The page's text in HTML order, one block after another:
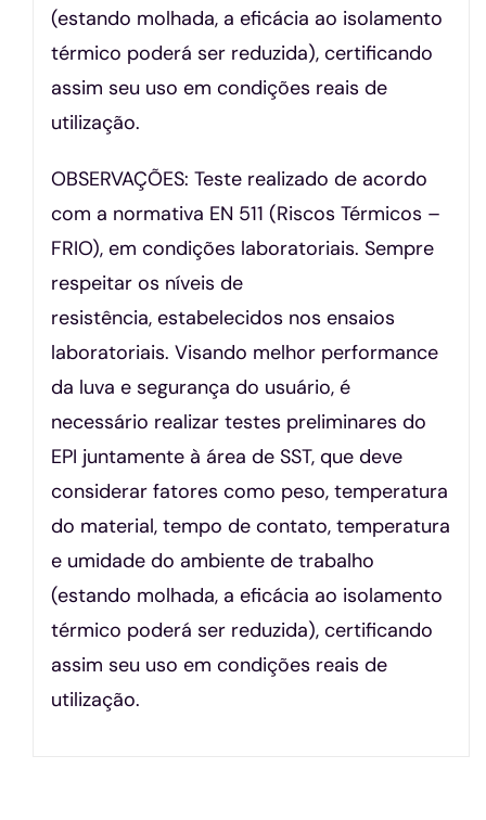
(estando molhada, a eficácia ao isolamento
térmico poderá ser reduzida), certificando
assim seu uso em condições reais de
utilização.
OBSERVAÇÕES: Teste realizado de acordo
com a normativa EN 511 (Riscos Térmicos –
FRIO), em condições laboratoriais. Sempre
respeitar os níveis de
resistência, estabelecidos nos ensaios
laboratoriais. Visando melhor performance
da luva e segurança do usuário, é
necessário realizar testes preliminares do
EPI juntamente à área de SST, que deve
considerar fatores como peso, temperatura
do material, tempo de contato, temperatura
e umidade do ambiente de trabalho
(estando molhada, a eficácia ao isolamento
térmico poderá ser reduzida), certificando
assim seu uso em condições reais de
utilização.